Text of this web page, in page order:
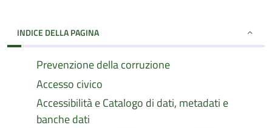
INDICE DELLA PAGINA
Prevenzione della corruzione
Accesso civico
Accessibilità e Catalogo di dati, metadati e
banche dati